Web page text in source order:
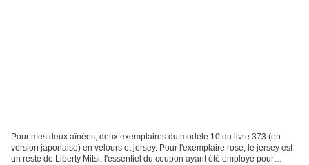
Pour mes deux aînées, deux exemplaires du modèle 10 du livre 373 (en
version japonaise) en velours et jersey. Pour l'exemplaire rose, le jersey est
un reste de Liberty Mitsi, l'essentiel du coupon ayant été employé pour